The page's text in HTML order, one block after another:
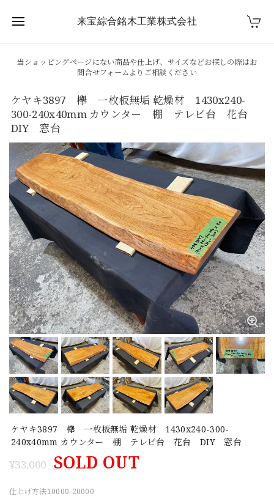
来宝綜合銘木工業株式会社
当ショッピングページにない商品や仕上げ、サイズなどお探しの際はお
問合せフォームよりご相談ください
ケヤキ3897 欅 一枚板無垢 乾燥材 1430x240-
300-240x40mm カウンター 棚 テレビ台 花台
DIY 窓台
ケヤキ3897 欅 一枚板無垢 乾燥材 1430x240-300-
240x40mm カウンター 棚 テレビ台 花台 DIY 窓台
¥33,000 SOLD OUT
仕上げ方法10000-20000